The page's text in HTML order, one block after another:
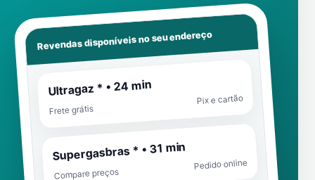
Revendas disponíveis no seu endereço
Ultragaz * • 24 min
Frete grátis
Pix e cartão
Supergasbras * • 31 min
Compare preços
Pedido online